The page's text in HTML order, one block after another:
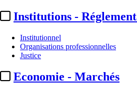
Institutions -
Institutionnel
Organisations professionnelles
Justice
Economie - Marchés